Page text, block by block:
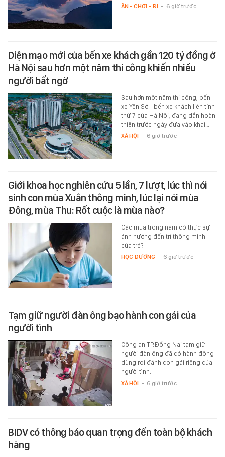
ĂN - CHƠI - ĐI - 6 giờ trước
Diện mạo mới của bến xe khách gần 120 tỷ đồng ở
Hà Nội sau hơn một năm thi công khiến nhiều
người bất ngờ
Sau hơn một năm thi công, bến
xe Yên Sở - bến xe khách liên tỉnh
thứ 7 của Hà Nội, đang dần hoàn
thiện trước ngày đưa vào khai…
XÃ HỘI - 6 giờ trước
Giới khoa học nghiên cứu 5 lần, 7 lượt, lúc thì nói
sinh con mùa Xuân thông minh, lúc lại nói mùa
Đông, mùa Thu: Rốt cuộc là mùa nào?
Các mùa trong năm có thực sự
ảnh hưởng đến trí thông minh
của trẻ?
HỌC ĐƯỜNG - 6 giờ trước
Tạm giữ người đàn ông bạo hành con gái của
người tình
Công an TP.Đồng Nai tạm giữ
người đàn ông đã có hành động
dùng roi đánh con gái riêng của
người tình.
XÃ HỘI - 6 giờ trước
BIDV có thông báo quan trọng đến toàn bộ khách
hàng